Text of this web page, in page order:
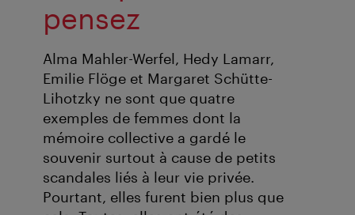
pensez
Alma Mahler-Werfel, Hedy Lamarr,
Emilie Flöge et Margaret Schütte-
Lihotzky ne sont que quatre
exemples de femmes dont la
mémoire collective a gardé le
souvenir surtout à cause de petits
scandales liés à leur vie privée.
Pourtant, elles furent bien plus que